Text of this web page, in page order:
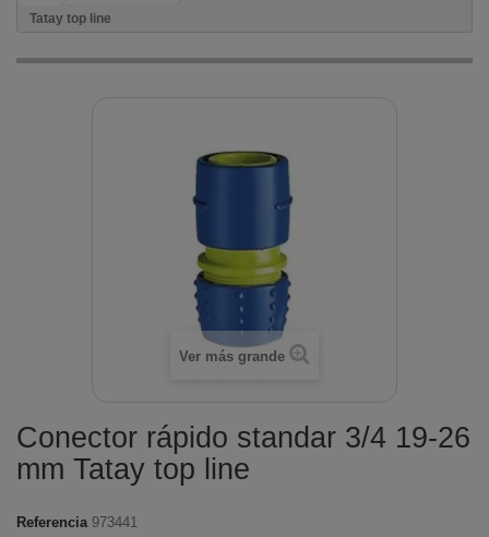
Tatay top line
Ver más grande
Conector rápido standar 3/4 19-26
mm Tatay top line
Referencia 973441